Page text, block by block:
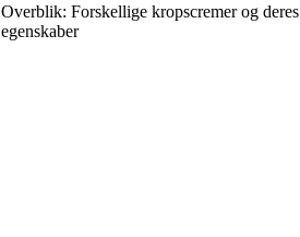
Overblik: Forskellige kropscremer og deres
egenskaber